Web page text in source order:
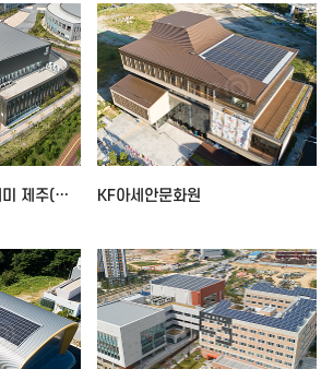
세인트존스베리아카데미 제주(스포츠동) KF아세안문화원